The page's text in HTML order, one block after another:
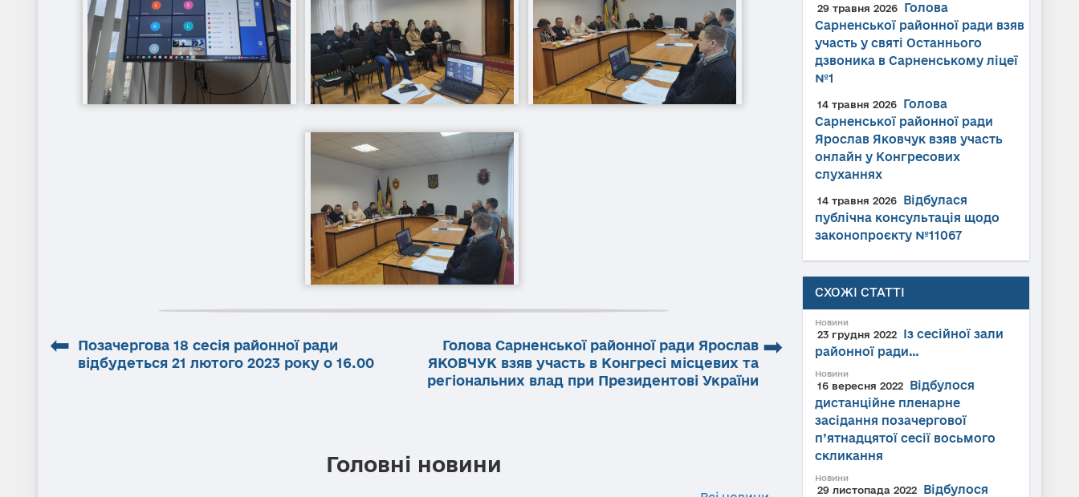
⬅
Позачергова 18 сесія районної ради
відбудеться 21 лютого 2023 року о 16.00
➡
Голова Сарненської районної ради Ярослав
ЯКОВЧУК взяв участь в Конгресі місцевих та
регіональних влад при Президентові України
Головні новини
29 травня 2026
Голова
Сарненської районної ради взяв
участь у святі Останнього
дзвоника в Сарненському ліцеї
№1
14 травня 2026
Голова
Сарненської районної ради
Ярослав Яковчук взяв участь
онлайн у Конгресових
слуханнях
14 травня 2026
Відбулася
публічна консультація щодо
законопроєкту №11067
СХОЖІ СТАТТІ
Новини
23 грудня 2022
Із сесійної зали
районної ради…
Новини
16 вересня 2022
Відбулося
дистанційне пленарне
засідання позачергової
п’ятнадцятої сесії восьмого
скликання
Новини
29 листопада 2022
Відбулося